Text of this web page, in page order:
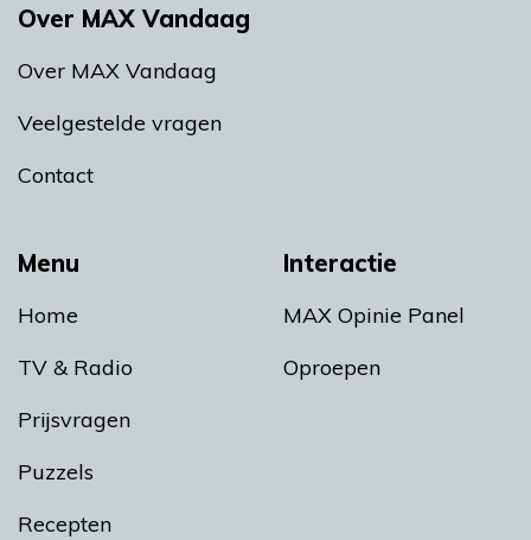
Menu
Home
TV & Radio
Prijsvragen
Puzzels
Recepten
Interactie
MAX Opinie Panel
Oproepen
Over MAX Vandaag
Over MAX Vandaag
Veelgestelde vragen
Contact